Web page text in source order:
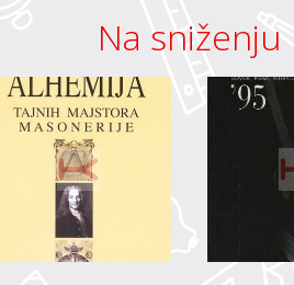
Na sniženju